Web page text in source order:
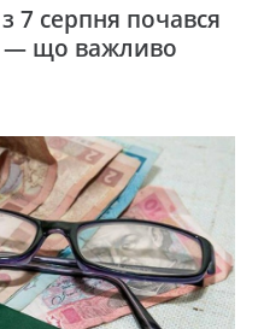
7 серпня почався
— що важливо